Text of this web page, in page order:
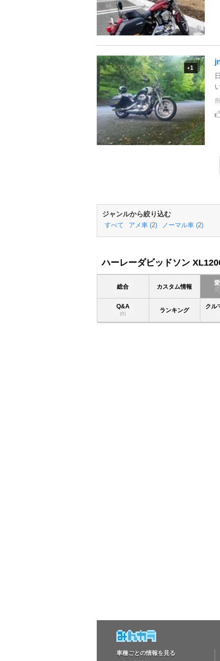
+1
ジャンルから絞り込む
すべて アメ車 (2) ノーマル車 (2)
ハーレーダビッドソン
総合 カスタム情報
Q&A
(0) ランキング
クル
車種ごとの情報を見る